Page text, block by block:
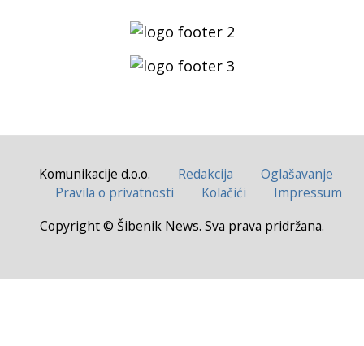
Komunikacije d.o.o. Redakcija
Oglašavanje
Pravila o privatnosti
Kolačići
Impressum
Copyright © Šibenik News. Sva prava pridržana.